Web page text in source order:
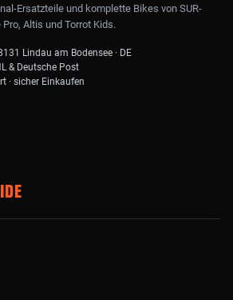
Ersatzteile und komplette Bikes von SUR-
Pro, Altis und Torrot Kids.
Lindau am Bodensee · DE
& Deutsche Post
· sicher Einkaufen